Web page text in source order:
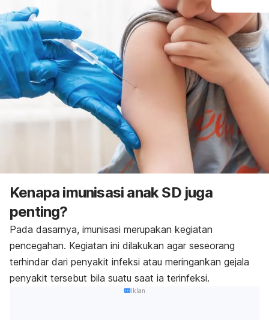
Kenapa imunisasi anak SD juga
penting?
Pada dasarnya, imunisasi merupakan kegiatan
pencegahan. Kegiatan ini dilakukan agar seseorang
terhindar dari penyakit infeksi atau meringankan gejala
penyakit tersebut bila suatu saat ia terinfeksi.
Iklan